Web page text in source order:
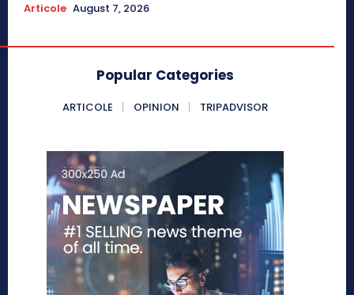
Articole August 7, 2026
Popular Categories
ARTICOLE OPINION TRIPADVISOR